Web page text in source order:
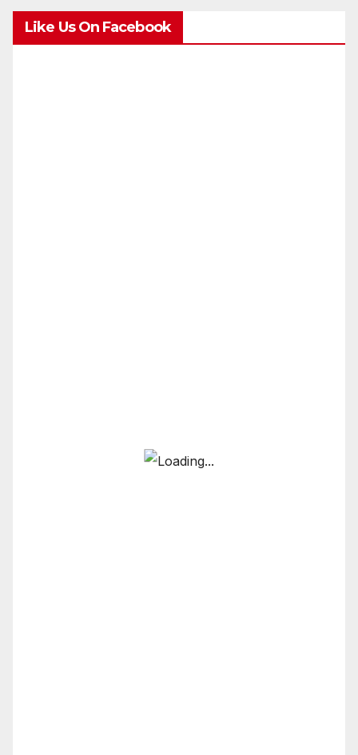
Like Us On Facebook